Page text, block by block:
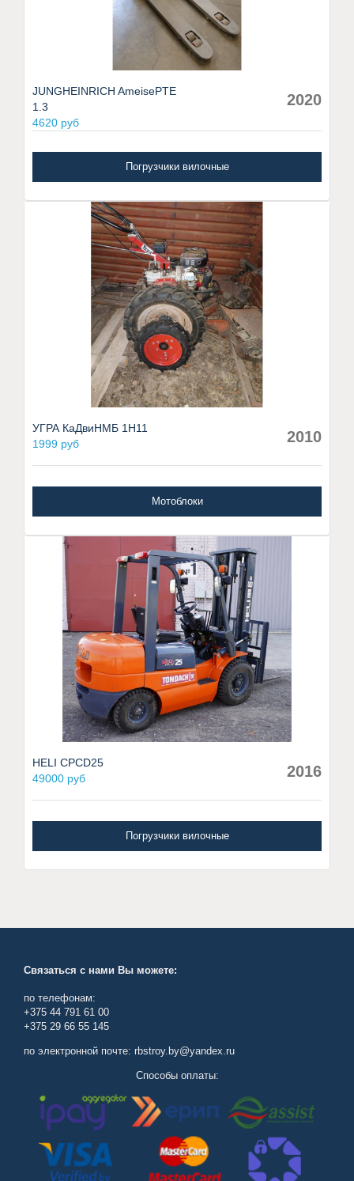
JUNGHEINRICH AmeisePTE
1.3
4620 руб
2020
Погрузчики вилочные
УГРА КаДвиНМБ 1Н11
1999 руб
2010
Мотоблоки
HELI CPCD25
49000 руб
2016
Погрузчики вилочные
Связаться с нами Вы можете:
по телефонам:
+375 44 791 61 00
+375 29 66 55 145
по электронной почте: rbstroy.by@yandex.ru
Способы оплаты: